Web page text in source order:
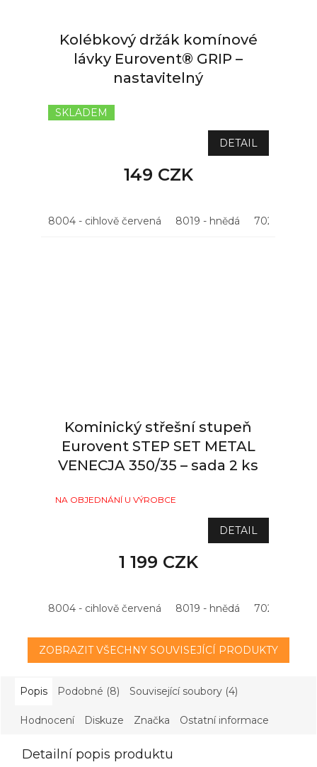
Kolébkový držák komínové
lávky Eurovent® GRIP –
nastavitelný
SKLADEM
149 CZK
DETAIL
8004 - cihlově červená 8019 - hnědá 7021 -
Kominický střešní stupeň
Eurovent STEP SET METAL
VENECJA 350/35 – sada 2 ks
NA OBJEDNÁNÍ U VÝROBCE
1 199 CZK
DETAIL
8004 - cihlově červená 8019 - hnědá 7021 -
ZOBRAZIT VŠECHNY SOUVISEJÍCÍ PRODUKTY
Popis Podobné (8) Související soubory (4)
Hodnocení Diskuze Značka Ostatní informace
Detailní popis produktu